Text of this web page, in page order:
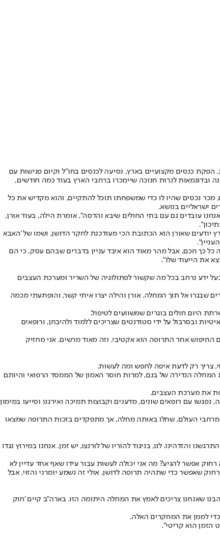
הפקת כנסים מקצועיים בארץ, נסיעה לכנסים בחו"ל וקיום פגישות עם
לנרות חנוכה שיימכרו ברחבי הארץ בעוד כמה חודשים,
מכר נכסים שהיו לו כדי שמשפחתו תוכל להתקיים, והוא מקדיש את כל
עובדים גם עם בתי החולים שיבא והדסה", אומרת הילה, בעוד אורן,
יודעים שאורן הוא הכתובת הכי מעודכנת לחקר הדושן, ושמו של 'האבא
כל כך חכם, אבל מהר מאוד הוא איבד עניין בדברים שבהם עסק, כי הם
את הייעוד שלו".
ידע נרחב בכל מה שקשור לפתולוגיה של השריר ומערכת העצבים
שבגרו אל תוך המחלה. אורן והילה יצרו איתי קשר, והופתעתי מכמה
היום חולים בוגרים שמשוועים לטיפול.
ובסרבול על ידי סטודנטים שצריכים ללמוד ולהיבחן, ורופאים
החיפוש אחר התרופה הוא אקטיבי, וזה מאוד מרשים. אני מחזיק
צריך רק לדעת איפה לחפש ומה לעשות.
המחלה הנדירה של בנם, למרות חוסר האמון של הממסד הרפואי והיותם
עם רופאים שונים, מדענים וקבוצות תמיכה ואירגנו וסייעו במימון
מרחבי העולם, שחלו באותה מחלה, אך מתפקדים בזכות התרופה שמצאו
והזדהינו. לנו, בניגוד להוריו של לורנצו, יש זמן. אנחנו במירוץ נגדו
אפשר להגיע? מה אני יכולה לעשות עבור עידו שאף אחד עדיין לא
שאפשר כדי שתהיה תרופה לדושן. אולי זה נשמע יומרני והזוי, אבל
שאנחנו צריכים לאמץ את המחלה היתומה הזו. בארה"ב קיים 'חוק
כדי לממן את המחקרים האלה.
הזמן הוא קריטי".